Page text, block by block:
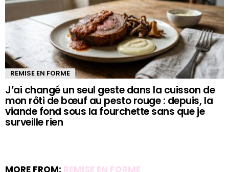
REMISE EN FORME
J’ai changé un seul geste dans la cuisson de
mon rôti de bœuf au pesto rouge : depuis, la
viande fond sous la fourchette sans que je
surveille rien
MORE FROM: REMISE EN FORME